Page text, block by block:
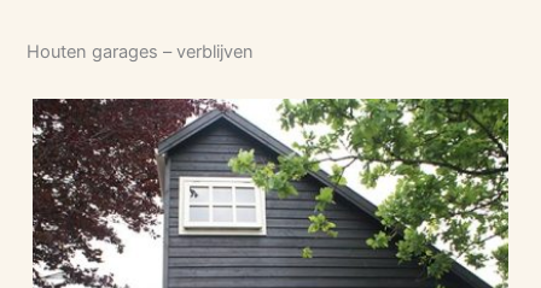
Houten garages – verblijven